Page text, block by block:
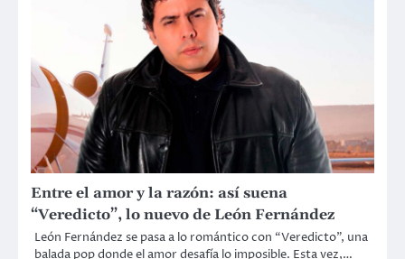
Entre el amor y la razón: así suena
“Veredicto”, lo nuevo de León Fernández
León Fernández se pasa a lo romántico con “Veredicto”, una
balada pop donde el amor desafía lo imposible. Esta vez,…